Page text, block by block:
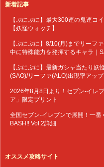
新着記事
【ぷにぷに】最大300連の鬼連コ
【妖怪ウォッチ】
【ぷにぷに】8/10(月)までリーフ
中に特殊能力を発揮するキャラ｜
【ぷにぷに】最新ガシャ当たり妖
(SAO)/リーファ(ALO)出現率アッ
2026年8月8日より！セブン‐イレ
ア」限定プリント
全国セブン‐イレブンで展開！一
BASH!! Vol.2詳細
オススメ攻略サイト